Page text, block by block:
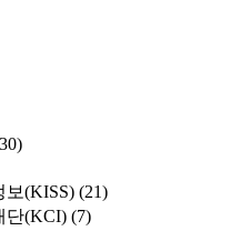
보(KISS) (21)
단(KCI) (7)